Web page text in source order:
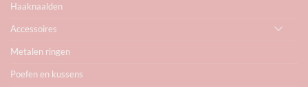
Haaknaalden
Accessoires
Metalen ringen
Poefen en kussens